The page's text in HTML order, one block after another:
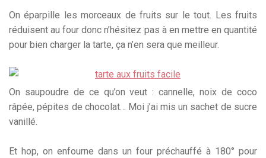
On éparpille les morceaux de fruits sur le tout. Les fruits
réduisent au four donc n’hésitez pas à en mettre en quantité
pour bien charger la tarte, ça n’en sera que meilleur.
On saupoudre de ce qu’on veut : cannelle, noix de coco
râpée, pépites de chocolat… Moi j’ai mis un sachet de sucre
vanillé.
Et hop, on enfourne dans un four préchauffé à 180° pour